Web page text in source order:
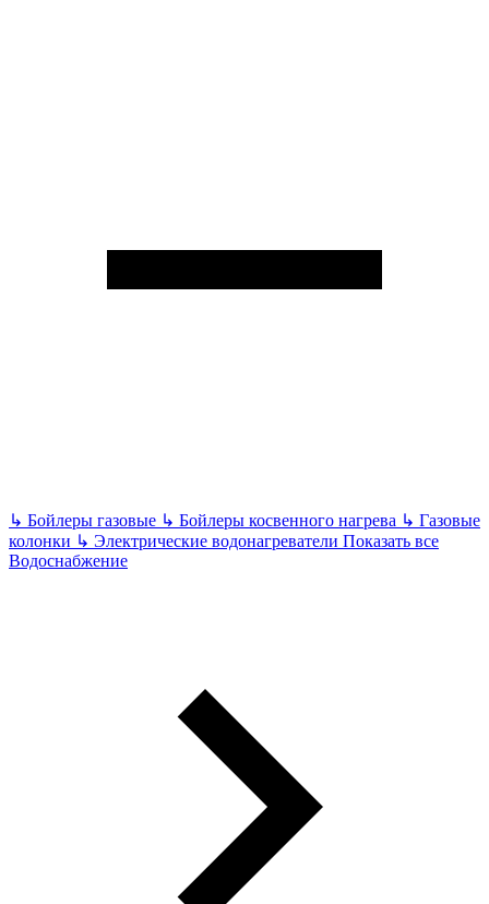
↳ Бойлеры газовые ↳ Бойлеры косвенного нагрева ↳ Газовые
колонки ↳ Электрические водонагреватели Показать все
Водоснабжение